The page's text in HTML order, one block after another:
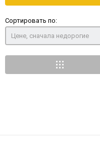
Сортировать по:
Цене, сначала недорогие